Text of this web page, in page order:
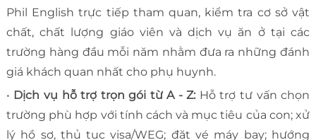
Phil English trực tiếp tham quan, kiểm tra cơ sở vật
chất, chất lượng giáo viên và dịch vụ ăn ở tại các
trường hàng đầu mỗi năm nhằm đưa ra những đánh
giá khách quan nhất cho phụ huynh.
• Dịch vụ hỗ trợ trọn gói từ A - Z: Hỗ trợ tư vấn chọn
trường phù hợp với tính cách và mục tiêu của con; xử
lý hồ sơ, thủ tục visa/WEG; đặt vé máy bay; hướng